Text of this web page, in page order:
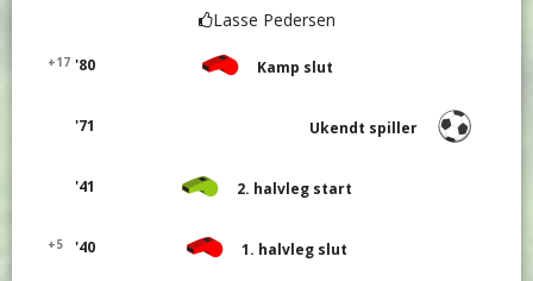
Lasse Pedersen
'80
+17 Kamp slut
'71 Ukendt spiller
'41 2. halvleg start
'40
+5 1. halvleg slut